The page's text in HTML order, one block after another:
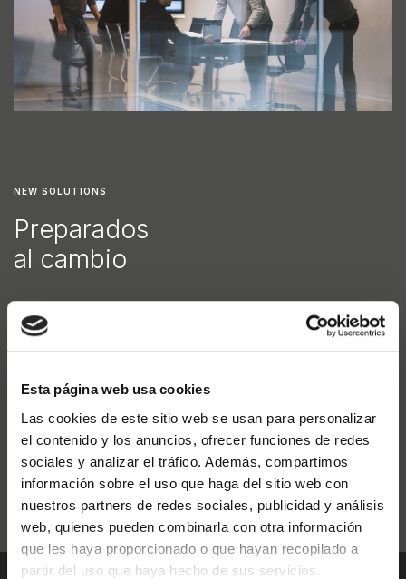
Esta página web usa cookies
Las cookies de este sitio web se usan para personalizar
el contenido y los anuncios, ofrecer funciones de redes
sociales y analizar el tráfico. Además, compartimos
información sobre el uso que haga del sitio web con
nuestros partners de redes sociales, publicidad y análisis
web, quienes pueden combinarla con otra información
que les haya proporcionado o que hayan recopilado a
partir del uso que haya hecho de sus servicios.
NEW SOLUTIONS
Preparados
al cambio
Nos inspiramos en la naturaleza, la ciencia y la inagotable
creatividad del hombre. Al igual que no hay dos cristales de
fabricado dos unidades iguales. Cada uno de nuestros
proyectos es único porque se ajusta perfectamente a las
diferentes necesidades de cada cliente, y exalta nuestra
versatilidad y capacidad de inventar nuevas soluciones.